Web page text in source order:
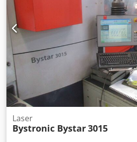
Laser
Bystronic Bystar3015